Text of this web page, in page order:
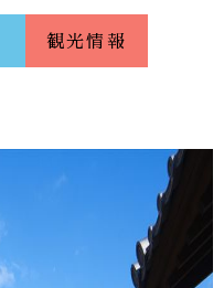
観光情報